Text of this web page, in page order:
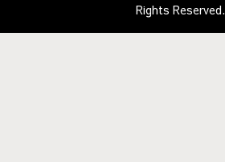
Rights Reserved.